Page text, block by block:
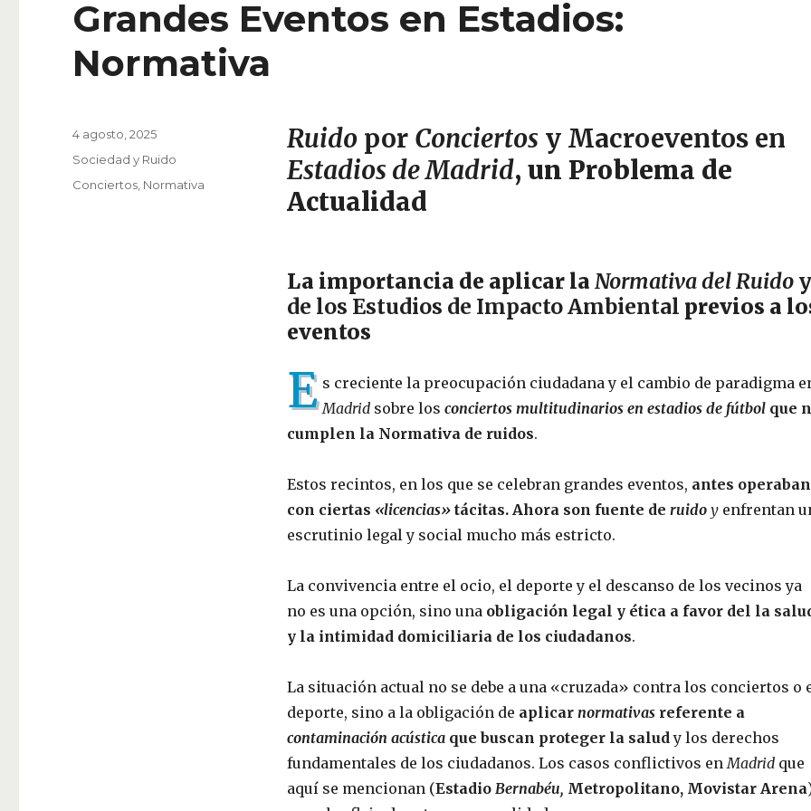
Grandes Eventos en Estadios:
Normativa
Ruidopor Conciertos y Macroeventos en
Estadios de Madrid, un Problema de
Actualidad
La importancia de aplicar la Normativa del Ruidoy
de los Estudios de Impacto Ambiental previos a
eventos
E s creciente la preocupación ciudadana y el cambio de paradigma
Madrid sobre losconciertos multitudinarios en estadios de fútbol que
cumplen la Normativa de ruidos.
Estos recintos, en los que se celebran grandes eventos, antes operaban
con ciertas «licencias»tácitas. Ahora son fuente de ruidoy enfrentan
escrutinio legal y social mucho más estricto.
La convivencia entre el ocio, el deporte y el descanso de los vecinos ya
no es una opción, sino una obligación legal y ética a favor del la
y la intimidad domiciliaria de los ciudadanos.
La situación actual no se debe a una «cruzada» contra los conciertos o
deporte, sino a la obligación de aplicar normativasreferente a
contaminación acústicaque buscan proteger la salud y los derechos
fundamentales de los ciudadanos. Los casos conflictivos en Madridque
aquí se mencionan (Estadio Bernabéu, Metropolitano, Movistar Arena
Publicado
4 agosto, 2025
Categorías
Sociedad y Ruido
Etiquetas
Conciertos Normativa